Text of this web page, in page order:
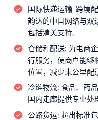
国际快递运输: 跨境
韵达的中国网络与双
包括清关支持。
仓储和配送: 为电商
行服务，使商户能够
位置，减少末公里配
冷链物流: 食品、药
国内走廊提供专业处
公路货运: 超出标准